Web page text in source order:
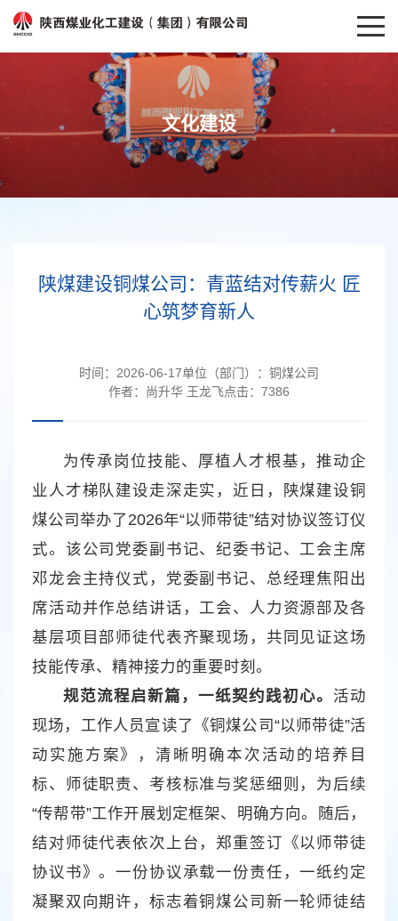
文化建设
陕煤建设铜煤公司：青蓝结对传薪火 匠
心筑梦育新人
时间： 2026-06-17单位（部门）： 铜煤公司
作者： 尚升华 王龙飞点击： 7386
为传承岗位技能、厚植人才根基，推动企
业人才梯队建设走深走实，近日，陕煤建设铜
煤公司举办了2026年“以师带徒”结对协议签订仪
式。该公司党委副书记、纪委书记、工会主席
邓龙会主持仪式，党委副书记、总经理焦阳出
席活动并作总结讲话，工会、人力资源部及各
基层项目部师徒代表齐聚现场，共同见证这场
技能传承、精神接力的重要时刻。
规范流程启新篇，一纸契约践初心。 活动
现场，工作人员宣读了《铜煤公司“以师带徒”活
动实施方案》，清晰明确本次活动的培养目
标、师徒职责、考核标准与奖惩细则，为后续
“传帮带”工作开展划定框架、明确方向。随后，
结对师徒代表依次上台，郑重签订《以师带徒
协议书》。一份协议承载一份责任，一纸约定
凝聚双向期许，标志着铜煤公司新一轮师徒结